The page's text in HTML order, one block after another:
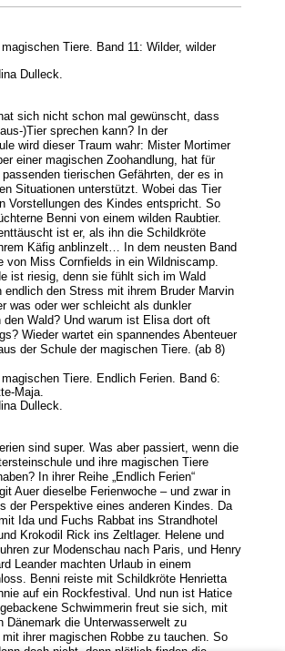
Tiere. Band 11: Wilder, wilder
Dulleck.
sich nicht schon mal gewünscht, dass
)Tier sprechen kann? In der
wird dieser Traum wahr: Mister Mortimer
einer magischen Zoohandlung, hat für
tierischen Gefährten, der es in
Situationen unterstützt. Wobei das Tier
Vorstellungen des Kindes entspricht. So
Benni von einem wilden Raubtier.
ist er, als ihn die Schildkröte
Käfig anblinzelt… In dem neusten Band
von Miss Cornfields in ein Wildniscamp.
ist riesig, denn sie fühlt sich im Wald
endlich den Stress mit ihrem Bruder Marvin
was oder wer schleicht als dunkler
den Wald? Und warum ist Elisa dort oft
Wieder wartet ein spannendes Abenteuer
der Schule der magischen Tiere. (ab 8)
Tiere. Endlich Ferien. Band 6:
Maja.
Dulleck.
sind super. Was aber passiert, wenn die
und ihre magischen Tiere
In ihrer Reihe „Endlich Ferien“
Auer dieselbe Ferienwoche – und zwar in
der Perspektive eines anderen Kindes. Da
Ida und Fuchs Rabbat ins Strandhotel
Krokodil Rick ins Zeltlager. Helene und
zur Modenschau nach Paris, und Henry
Leander machten Urlaub in einem
Benni reiste mit Schildkröte Henrietta
auf ein Rockfestival. Und nun ist Hatice
Schwimmerin freut sie sich, mit
Dänemark die Unterwasserwelt zu
ihrer magischen Robbe zu tauchen. So